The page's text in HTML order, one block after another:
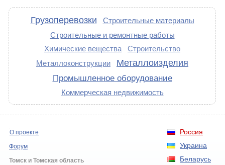
Грузоперевозки
Строительные материалы
Строительные и ремонтные работы
Химические вещества
Строительство
Металлоконструкции
Металлоизделия
Промышленное оборудование
Коммерческая недвижимость
Россия
Украина
Беларусь
О проекте
Форум
Томск и Томская область